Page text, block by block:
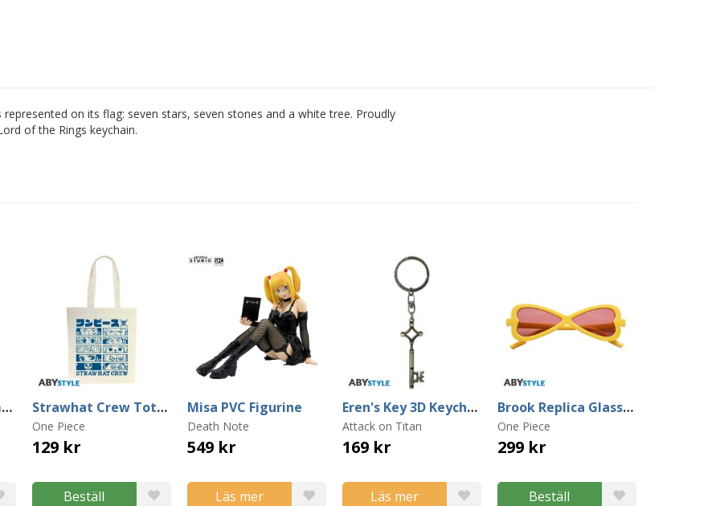
on its flag: seven stars, seven stones and a white tree. Proudly
of the Rings keychain.
Lorien Leaf Stemmed Glass Strawhat Crew Tote Bag
One Piece
129 kr
Beställ
Misa PVC Figurine
Death Note
549 kr
Läs mer
Eren's Key 3D Keychain
Attack on Titan
169 kr
Läs mer
Brook Replica Glasses
One Piece
299 kr
Beställ